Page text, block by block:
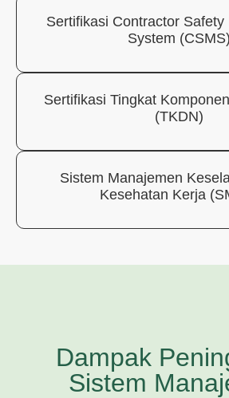
Sertifikasi Contractor Safety
System (CSMS)
Sertifikasi Tingkat
(TKDN)
Sistem Manajemen
Kesehatan Kerja
Dampak
Sistem